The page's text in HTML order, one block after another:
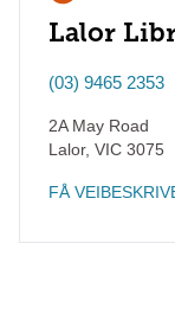
Lalor
(03) 9465 2353
2A May Road
Lalor, VIC 3075
FÅ